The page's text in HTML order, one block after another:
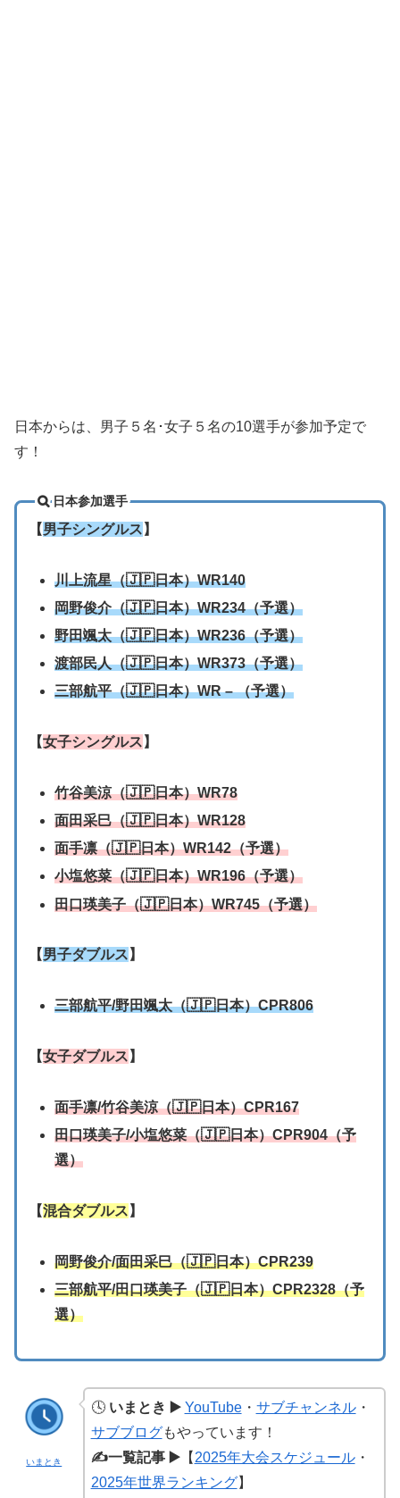
日本からは、男子５名･女子５名の10選手が参加予定で
す！
日本参加選手
【男子シングルス 】
川上流星（🇯🇵日本）WR140
岡野俊介（🇯🇵日本）WR234（予選）
野田颯太（🇯🇵日本）WR236（予選）
渡部民人（🇯🇵日本）WR373（予選）
三部航平（🇯🇵日本）WR – （予選）
【女子シングルス 】
竹谷美涼（🇯🇵日本）WR78
面田采巳（🇯🇵日本）WR128
面手凛（🇯🇵日本）WR142（予選）
小塩悠菜（🇯🇵日本）WR196（予選）
田口瑛美子（🇯🇵日本）WR745（予選）
【男子ダブルス 】
三部航平/野田颯太（🇯🇵日本）CPR806
【女子ダブルス 】
面手凛/竹谷美涼（🇯🇵日本）CPR167
田口瑛美子/小塩悠菜（🇯🇵日本）CPR904（予
選）
【混合ダブルス 】
岡野俊介/面田采巳（🇯🇵日本）CPR239
三部航平/田口瑛美子（🇯🇵日本）CPR2328（予
選）
いまとき
🕓いまとき ▶️ YouTube・ サブチャンネル・
サブブログもやっています！
✍️一覧記事 ▶️【 2025年大会スケジュール・
2025年世界ランキング】